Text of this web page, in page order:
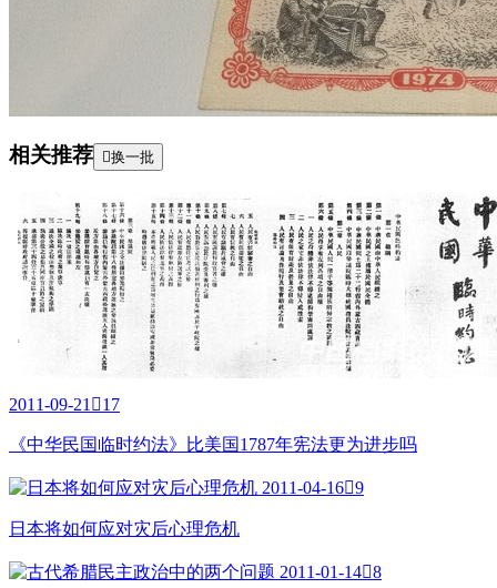
相关推荐 换一批
2011-09-21 17
《中华民国临时约法》比美国1787年宪法更为进步吗
2011-04-169
日本将如何应对灾后心理危机
2011-01-148